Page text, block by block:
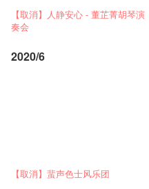
【取消】人静安心 - 董芷菁胡琴演
奏会
2020/6
【取消】蜚声色士风乐团